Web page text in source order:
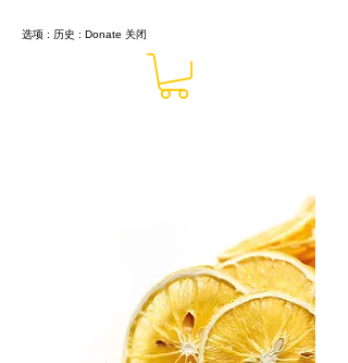
选项 : 历史 : Donate 关闭